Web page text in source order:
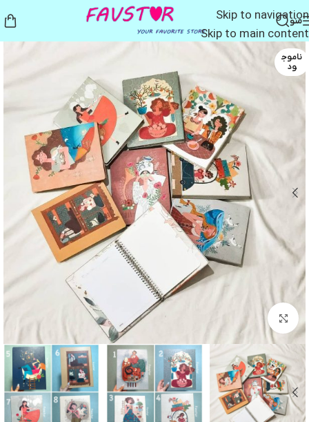
Skip to navigation
Skip to main content
منو
ناموج
ود
بزرگنمایی تصویر